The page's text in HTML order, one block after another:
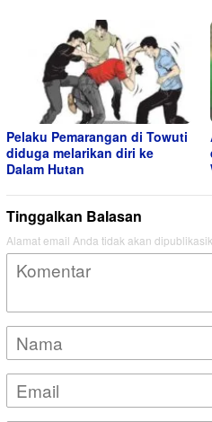
Pelaku Pemarangan di Towuti
diduga melarikan diri ke
Dalam Hutan
Tinggalkan Balasan
Alamat email Anda tidak akan